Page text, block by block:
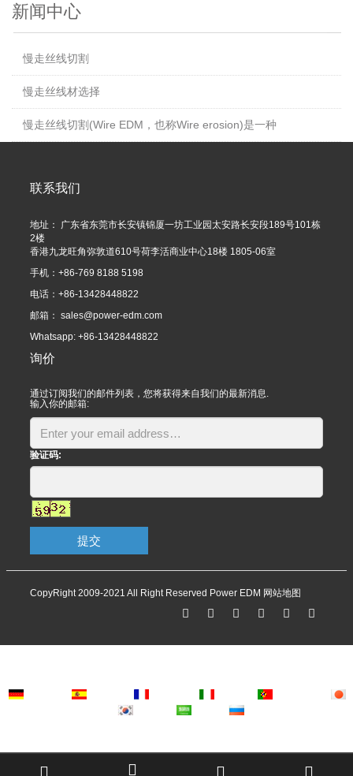
新闻中心
慢走丝线切割
慢走丝线材选择
慢走丝线切割(Wire EDM，也称Wire erosion)是一种
联系我们
地址： 广东省东莞市长安镇锦厦一坊工业园太安路长安段189号101栋
2楼
香港九龙旺角弥敦道610号荷李活商业中心18楼 1805-06室
手机：+86-769 8188 5198
电话：+86-13428448822
邮箱： sales@power-edm.com
Whatsapp: +86-13428448822
询价
通过订阅我们的邮件列表，您将获得来自我们的最新消息.
输入你的邮箱:
验证码:
提交
CopyRight 2009-2021 All Right Reserved Power EDM 网站地图